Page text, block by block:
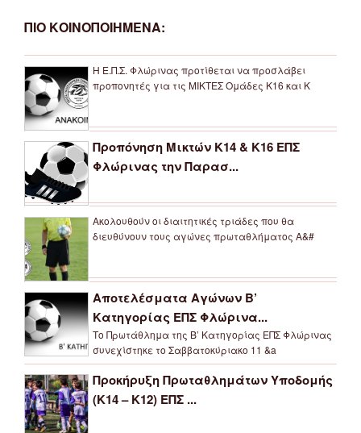
ΠΙΟ ΚΟΙΝΟΠΟΙΗΜΕΝΑ:
Η Ε.Π.Σ. Φλώρινας προτίθεται να προσλάβει
προπονητές για τις ΜΙΚΤΕΣ Ομάδες Κ16 και Κ
Προπόνηση Μικτών Κ14 & Κ16 ΕΠΣ
Φλώρινας την Παρασ...
Ακολουθούν οι διαιτητικές τριάδες που θα
διευθύνουν τους αγώνες πρωταθλήματος Α&#
Αποτελέσματα Αγώνων Β’
Κατηγορίας ΕΠΣ Φλώρινα...
Το Πρωτάθλημα της Β’ Κατηγορίας ΕΠΣ Φλώρινας
συνεχίστηκε το Σαββατοκύριακο 11 &a
Προκήρυξη Πρωταθλημάτων Υποδομής
(Κ14 – Κ12) ΕΠΣ ...